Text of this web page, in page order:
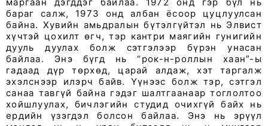
бараг салж, 1973 онд албан ёсоор цуцлуулсан
байна. Хувийн амьдралын бүтэлгүйтэл нь Элвист
хүчтэй цохилт өгч, тэр кантри маягийн гунигийн
дууль дуулах болж сэтгэлээр бүрэн унасан
байлаа. Энэ бүгд нь “рок-н-роллын хаан”-ы
гадаад дүр төрхөд, царай алдаж, хэт таргалж
эхэлснээр илэрч байв. Үүнээс болж тэр, сэтгэл
санаа тавгүй байна гэдэг шалтгаанаар тоглолтоо
хойшлуулах, бичлэгийн студид очихгүй байх нь
ердийн үзэгдэл болсон байлаа. Энэ нь эрүүл